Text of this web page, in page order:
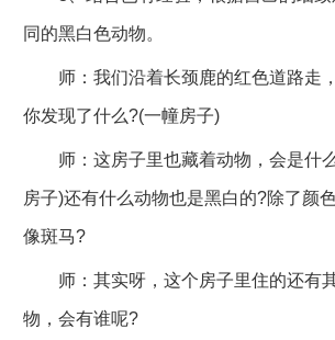
同的黑白色动物。
师：我们沿着长颈鹿的红色道路走，
你发现了什么?(一幢房子)
师：这房子里也藏着动物，会是什
房子)还有什么动物也是黑白的?除了颜
像斑马?
师：其实呀，这个房子里住的还有
物，会有谁呢?